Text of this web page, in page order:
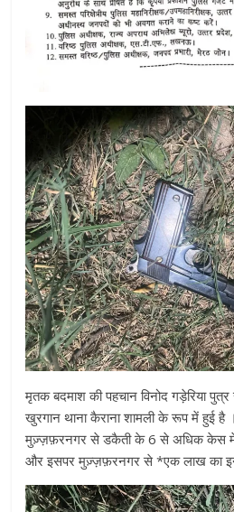
मृतक बदमाश की पहचान विनोद गड़ेरिया पुत्र
खुरगान थाना कैराना शामली के रूप में हुई है
मुज़्ज़फ़रनगर से डकैती के 6 से अधिक केस में
और इसपर मुज़्ज़फ़रनगर से *एक लाख का